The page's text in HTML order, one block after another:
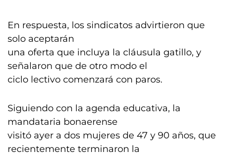
En respuesta, los sindicatos advirtieron que
solo aceptarán
una oferta que incluya la cláusula gatillo, y
señalaron que de otro modo el
ciclo lectivo comenzará con paros.
Siguiendo con la agenda educativa, la
mandataria bonaerense
visitó ayer a dos mujeres de 47 y 90 años, que
recientemente terminaron la